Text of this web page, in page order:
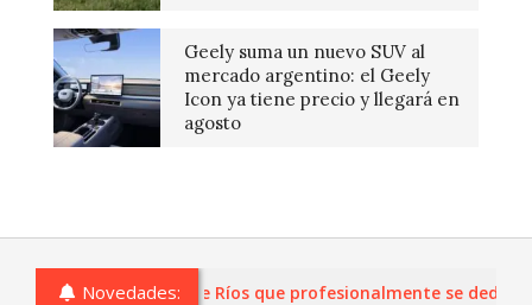
Geely suma un nuevo SUV al
mercado argentino: el Geely
Icon ya tiene precio y llegará en
agosto
Novedades:
o comercios de Entre Ríos que profesionalmente se